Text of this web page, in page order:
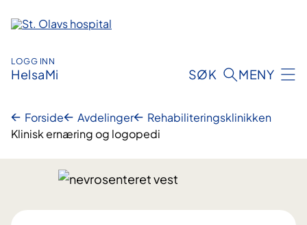
innhold
LOGG INN
HelsaMi SØK MENY
Forside Avdelinger
Rehabiliteringsklinikken
Klinisk ernæring og logopedi